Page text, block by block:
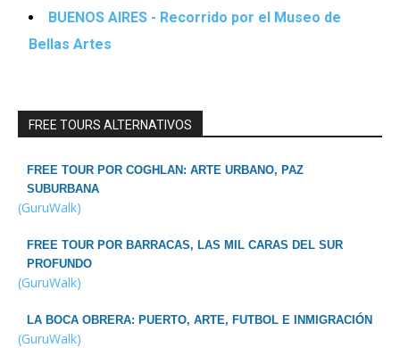
BUENOS AIRES - Recorrido por el Museo de
Bellas Artes
FREE TOURS ALTERNATIVOS
FREE TOUR POR COGHLAN: ARTE URBANO, PAZ
SUBURBANA
(GuruWalk)
FREE TOUR POR BARRACAS, LAS MIL CARAS DEL SUR
PROFUNDO
(GuruWalk)
LA BOCA OBRERA: PUERTO, ARTE, FUTBOL E INMIGRACIÓN
(GuruWalk)